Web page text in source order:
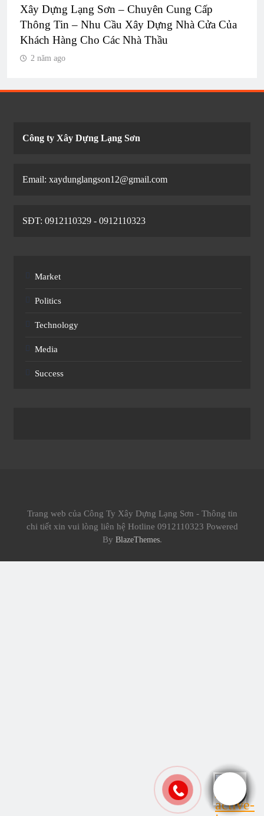
Xây Dựng Lạng Sơn – Chuyên Cung Cấp
Thông Tin – Nhu Cầu Xây Dựng Nhà Cửa Của
Khách Hàng Cho Các Nhà Thầu
2 năm ago
Công ty Xây Dựng Lạng Sơn
Email: xaydunglangson12@gmail.com
SĐT: 0912110329 - 0912110323
Market
Politics
Technology
Media
Success
Trang web của Công Ty Xây Dựng Lạng Sơn - Thông tin
chi tiết xin vui lòng liên hệ Hotline 0912110323 Powered
By BlazeThemes.